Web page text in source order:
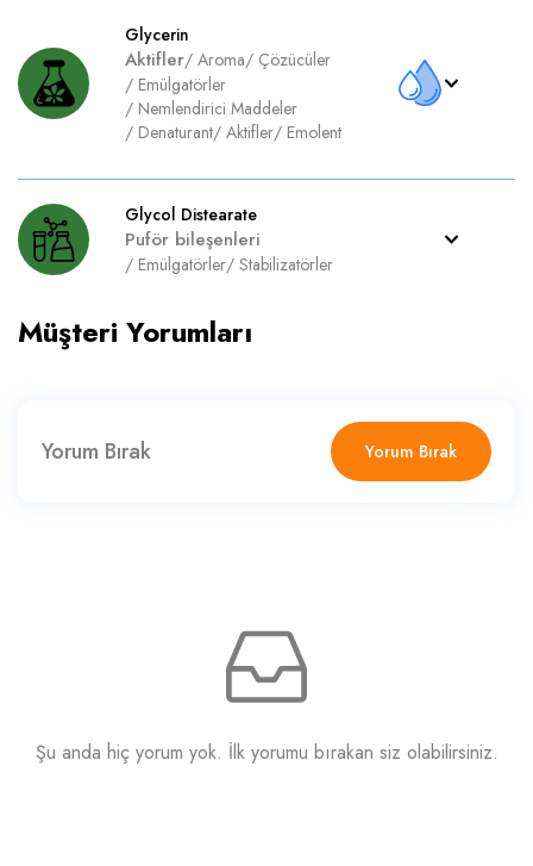
Glycerin
Aktifler/ Aroma/ Çözücüler
/ Emülgatörler
/ Nemlendirici Maddeler
/ Denaturant/ Aktifler/ Emolent
Glycol Distearate
Puför bileşenleri
/ Emülgatörler/ Stabilizatörler
Müşteri Yorumları
Yorum Bırak Yorum Bırak
Şu anda hiç yorum yok. İlk yorumu bırakan siz olabilirsiniz.